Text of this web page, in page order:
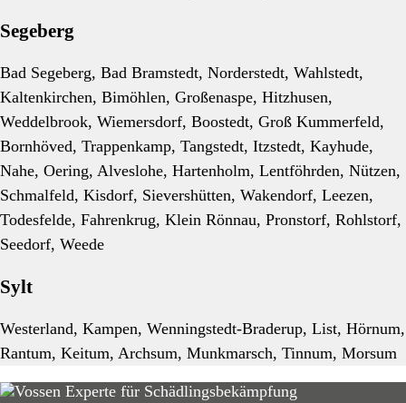
Segeberg
Bad Segeberg, Bad Bramstedt, Norderstedt, Wahlstedt,
Kaltenkirchen, Bimöhlen, Großenaspe, Hitzhusen,
Weddelbrook, Wiemersdorf, Boostedt, Groß Kummerfeld,
Bornhöved, Trappenkamp, Tangstedt, Itzstedt, Kayhude,
Nahe, Oering, Alveslohe, Hartenholm, Lentföhrden, Nützen,
Schmalfeld, Kisdorf, Sievershütten, Wakendorf, Leezen,
Todesfelde, Fahrenkrug, Klein Rönnau, Pronstorf, Rohlstorf,
Seedorf, Weede
Sylt
Westerland, Kampen, Wenningstedt-Braderup, List, Hörnum,
Rantum, Keitum, Archsum, Munkmarsch, Tinnum, Morsum